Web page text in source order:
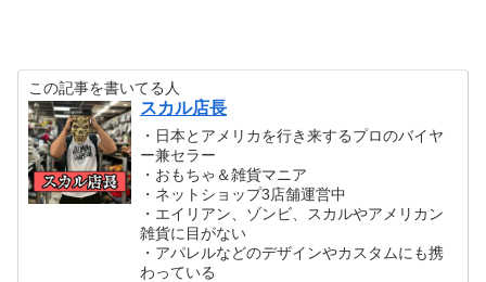
この記事を書いてる人
スカル店長
・日本とアメリカを行き来するプロのバイヤ
ー兼セラー
・おもちゃ＆雑貨マニア
・ネットショップ3店舗運営中
・エイリアン、ゾンビ、スカルやアメリカン
雑貨に目がない
・アパレルなどのデザインやカスタムにも携
わっている